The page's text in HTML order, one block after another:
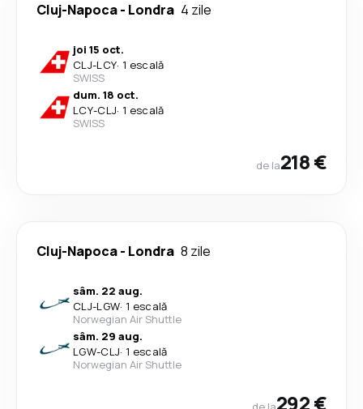
Cluj-Napoca- Londra 4 zile
joi 15 oct.
CLJ-LCY· 1 escală
SWISS
dum. 18 oct.
LCY-CLJ· 1 escală
SWISS
de la218 €
Cluj-Napoca- Londra 8 zile
sâm. 22 aug.
CLJ-LGW· 1 escală
Norwegian Air Shuttle
sâm. 29 aug.
LGW-CLJ· 1 escală
Norwegian Air Shuttle
292 €